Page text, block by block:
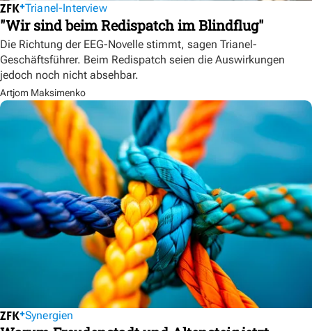
Trianel-Interview
"Wir sind beim Redispatch im Blindflug"
Die Richtung der EEG-Novelle stimmt, sagen Trianel-
Geschäftsführer. Beim Redispatch seien die Auswirkungen
jedoch noch nicht absehbar.
Artjom Maksimenko
Synergien